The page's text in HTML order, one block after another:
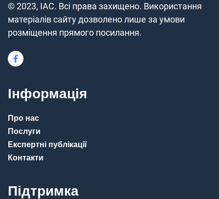
© 2023, IAC. Всі права захищено. Використання
матеріалів сайту дозволено лише за умови
розміщення прямого посилання.
Інформація
Про нас
Послуги
Експертні публікації
Контакти
Підтримка